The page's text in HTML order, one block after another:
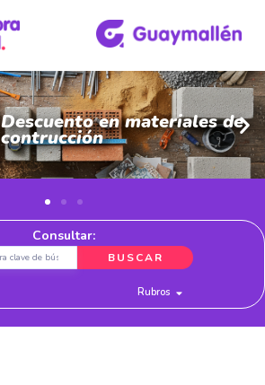
Descuento en materiales de
contrucción
Consultar:
BUSCAR
Rubros